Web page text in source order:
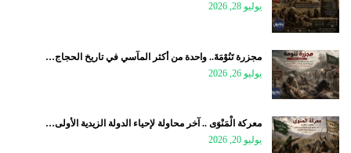
يوليو 28, 2026
مجزرة تَنُوْمَةَ.. واحدة من أكثر المآسي في تاريخ الحجاج…
يوليو 26, 2026
معركة الْمَنْوَى .. آخر محاولة لإحياء الدولة الزيدية الأولى…
يوليو 20, 2026